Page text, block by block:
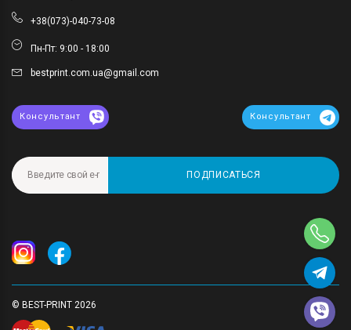
+38(073)-040-73-08
Пн-Пт: 9:00 - 18:00
bestprint.com.ua@gmail.com
Консультант Консультант
ПОДПИСАТЬСЯ
© BEST-PRINT 2026